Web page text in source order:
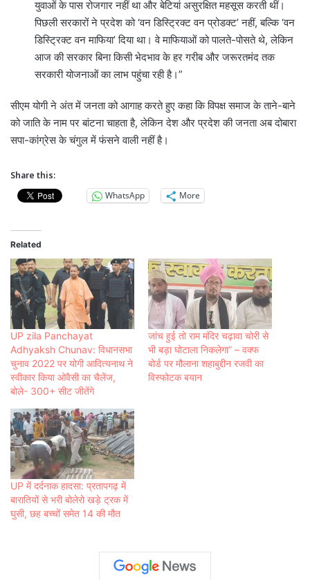
युवाओं के पास रोजगार नहीं था और बेटियां असुरक्षित महसूस करती थीं।
पिछली सरकारों ने प्रदेश को ‘वन डिस्ट्रिक्ट वन प्रोडक्ट’ नहीं, बल्कि ‘वन
डिस्ट्रिक्ट वन माफिया’ दिया था। वे माफियाओं को पालते-पोसते थे, लेकिन
आज की सरकार बिना किसी भेदभाव के हर गरीब और जरूरतमंद तक
सरकारी योजनाओं का लाभ पहुंचा रही है।”
सीएम योगी ने अंत में जनता को आगाह करते हुए कहा कि विपक्ष समाज के ताने-बाने
को जाति के नाम पर बांटना चाहता है, लेकिन देश और प्रदेश की जनता अब दोबारा
सपा-कांग्रेस के चंगुल में फंसने वाली नहीं है।
Share this:
WhatsApp
More
Related
UP zila Panchayat
Adhyaksh Chunav: विधानसभा
चुनाव 2022 पर योगी आदित्यनाथ ने
स्वीकार किया ओवैसी का चैलेंज,
बोले- 300+ सीट जीतेंगे
जांच हुई तो राम मंदिर चढ़ावा चोरी से
भी बड़ा घोटाला निकलेगा” – वक्फ
बोर्ड पर मौलाना शहाबुद्दीन रजवी का
विस्फोटक बयान
UP में दर्दनाक हादसा: प्रतापगढ़ में
बारातियों से भरी बोलेरो खड़े ट्रक में
घुसी, छह बच्चों समेत 14 की मौत